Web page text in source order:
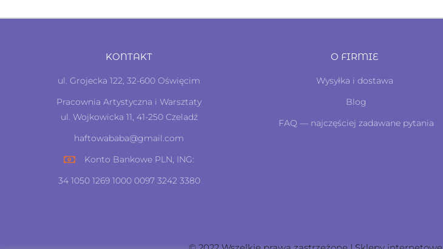
KONTAKT
ul. Grojecka 122, 32-600 Oświęcim
Pracownia Artystyczna i Warsztaty
ul. Wojkowicka 11, 41-250 Czeladź
haftowababa@gmail.com
Konto Bankowe PLN, ING:
34 1050 1269 1000 0097 3242 3380
O FIRMIE
Wysyłka i dostawa
Blog
FAQ — najczęściej zadawane pytania